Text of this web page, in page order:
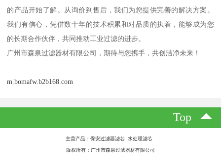
的产品开始了解。从询价到售后，我们为您提供完善的解决方案。
我们有信心，凭借数十年的技术积累和对品质的执着，能够成为您
的长期合作伙伴，共同推动工业过滤的进步。
广州市森泉过滤器材有限公司，期待与您携手，共创洁净未来！
m.bomafw.b2b168.com
Top
主营产品：保安过滤器滤芯 水处理滤芯
版权所有：广州市森泉过滤器材有限公司